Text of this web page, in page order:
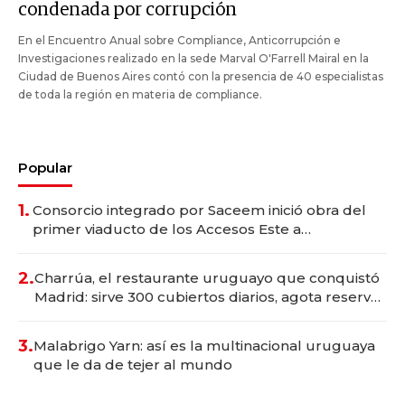
condenada por corrupción
En el Encuentro Anual sobre Compliance, Anticorrupción e
Investigaciones realizado en la sede Marval O'Farrell Mairal en la
Ciudad de Buenos Aires contó con la presencia de 40 especialistas
de toda la región en materia de compliance.
Popular
1. Consorcio integrado por Saceem inició obra del
primer viaducto de los Accesos Este a
2.Charrúa, el restaurante uruguayo que conquistó
Madrid: sirve 300 cubiertos diarios, agota reservas
3.Malabrigo Yarn: así es la multinacional uruguaya
que le da de tejer al mundo